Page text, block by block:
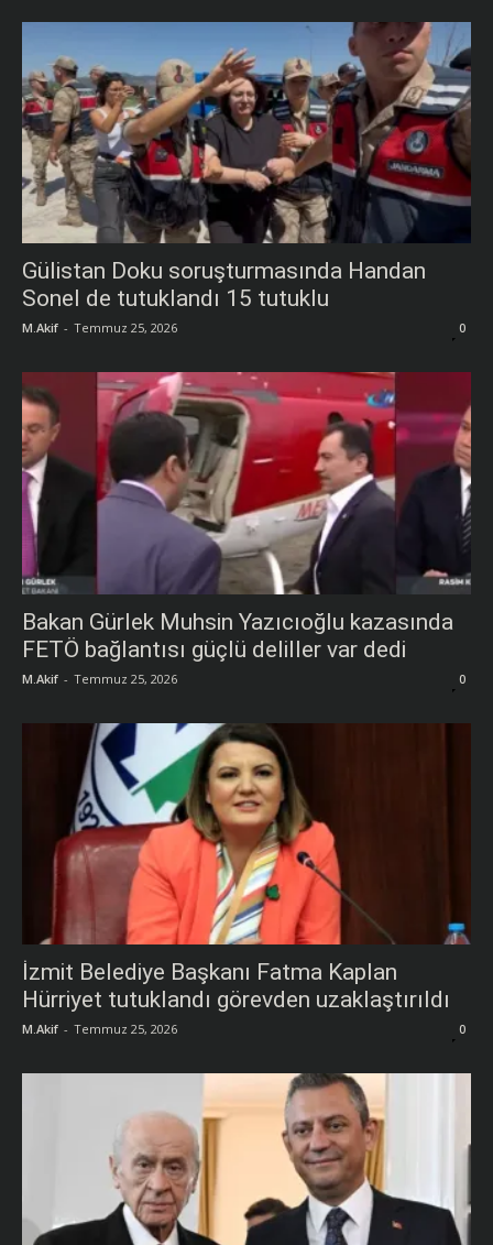
Gülistan Doku soruşturmasında Handan
Sonel de tutuklandı 15 tutuklu
M.Akif - Temmuz 25, 2026 0
Bakan Gürlek Muhsin Yazıcıoğlu kazasında
FETÖ bağlantısı güçlü deliller var dedi
M.Akif - Temmuz 25, 2026 0
İzmit Belediye Başkanı Fatma Kaplan
Hürriyet tutuklandı görevden uzaklaştırıldı
M.Akif - Temmuz 25, 2026 0